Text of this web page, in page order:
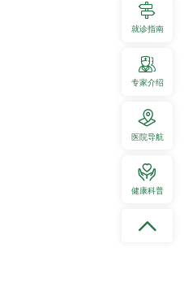
就诊指南
专家介绍
医院导航
健康科普